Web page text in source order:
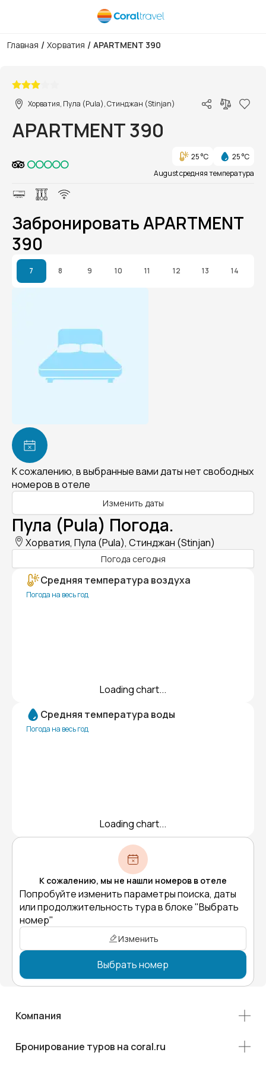
Главная / Хорватия / APARTMENT 390
Хорватия, Пула (Pula), Стинджан (Stinjan)
APARTMENT 390
25 °C
25 °C
August средняя температура
Забронировать APARTMENT
390
7 8 9 10 11 12 13 14
К сожалению, в выбранные вами даты нет свободных
номеров в отеле
Изменить даты
Пула (Pula) Погода.
Хорватия, Пула (Pula), Стинджан (Stinjan)
Погода сегодня
Средняя температура воздуха
Погода на весь год
Loading chart...
Средняя температура воды
Погода на весь год
Loading chart...
К сожалению, мы не нашли номеров в отеле
Попробуйте изменить параметры поиска, даты
или продолжительность тура в блоке "Выбрать
номер"
Изменить
Выбрать номер
Компания
Бронирование туров на coral.ru